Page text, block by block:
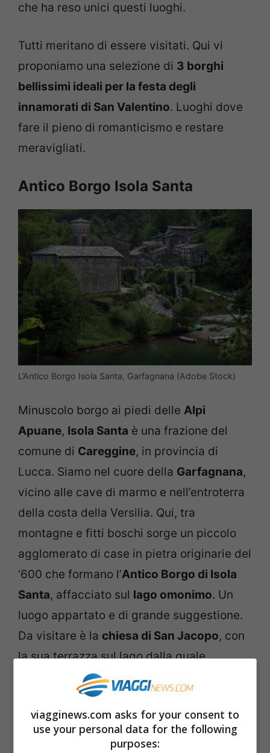
che ha reso unici questi luoghi.
Tutti meritano di essere visitati. Qui vi
proponiamo una selezione di 3 borghi
bellissimi ideali per la festa degli
innamorati di San Valentino. Luoghi dove
fare il pieno di romanticismo e restare
meravigliati.
Antico Borgo Isola Santa
L’Antico Borgo Isola Santa, Garfagnana (Adobe Stock)
Minuscolo borgo ai piedi delle Alpi
Apuane, Isola Santa è una frazione del
comune di Careggine, in provincia di
Lucca. Siamo nel cuore della Garfagnana,
vicino alle cave di marmo e nell’entroterra
della costa della Versilia. Qui, tra
montagne e fitti boschi sorge un piccolo
agglomerato di case in pietra originarie del
‘600 che formano l’Antico Borgo di Isola
Santa, affacciato sul lago omonimo. Un
luogo appartato e di grande suggestione.
Da visitare è la chiesa di San Jacopo, con
la sua terrazza sul lago dalla quale
ammirare il paesaggio circostante. L’antica
torre di guardia ospita un albergo.
Leggi anche –>I 3 posti più romantici di
viagginews.com asks for your consent to
use your personal data for the following
purposes: